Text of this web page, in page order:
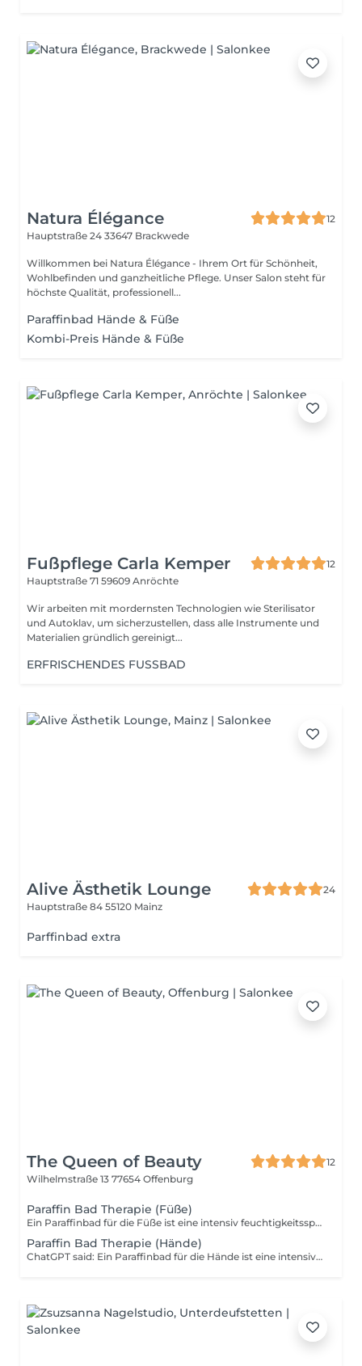
Natura Élégance
12
Hauptstraße 24 33647 Brackwede
Willkommen bei Natura Élégance - Ihrem Ort für Schönheit,
Wohlbefinden und ganzheitliche Pflege. Unser Salon steht für
höchste Qualität, professionell...
Paraffinbad Hände & Füße
Kombi-Preis Hände & Füße
Fußpflege Carla Kemper
12
Hauptstraße 71 59609 Anröchte
Wir arbeiten mit mordernsten Technologien wie Sterilisator
und Autoklav, um sicherzustellen, dass alle Instrumente und
Materialien gründlich gereinigt...
ERFRISCHENDES FUSSBAD
Alive Ästhetik Lounge
24
Hauptstraße 84 55120 Mainz
Parffinbad extra
The Queen of Beauty
12
Wilhelmstraße 13 77654 Offenburg
Paraffin Bad Therapie (Füße)
Ein Paraffinbad für die Füße ist eine intensiv feuchtigkeitsspendende und beruhigende Behandlung, die besonders für trockene, rissige oder stark beanspruchte Haut empfohlen wird. Durch das Eintauchen der Füße in warmes Paraffin entsteht ein okklusiver Effekt, der die Feuchtigkeit in der Haut einschließt, die Blutzirkulation anregt und die Hauttextur sichtbar verbessert. Gleichzeitig wirkt die Wärme entspannend auf Muskeln und Gelenke und ist auch bei rheumatischen Beschwerden oder Gelenkschmerzen vorteilhaft. Am Ende wird die Behandlung mit einer entspannenden Fußmassage kombiniert, die den beruhigenden Effekt verstärkt und ein angenehmes Gefühl der Hydratation und Erfrischung der Haut hinterlässt, wodurch die Füße weich, tief genährt und sichtbar glatter werden.
Paraffin Bad Therapie (Hände)
ChatGPT said: Ein Paraffinbad für die Hände ist eine intensiv feuchtigkeitsspendende und beruhigende Behandlung, die besonders für trockene, rissige oder stark beanspruchte Haut empfohlen wird. Durch das Eintauchen der Hände in warmes Paraffin entsteht ein okklusiver Effekt, der die Feuchtigkeit in der Haut einschließt, die Blutzirkulation anregt und die Hauttextur sichtbar verbessert. Gleichzeitig wirkt die Wärme entspannend auf Muskeln und Gelenke und ist auch bei rheumatischen Beschwerden oder Gelenkschmerzen vorteilhaft. Am Ende wird die Behandlung mit einer entspannenden Handmassage kombiniert, die den beruhigenden Effekt verstärkt und ein angenehmes Gefühl der Hydratation und Erfrischung der Haut hinterlässt, wodurch die Hände weich, tief genährt und sichtbar glatter werden.